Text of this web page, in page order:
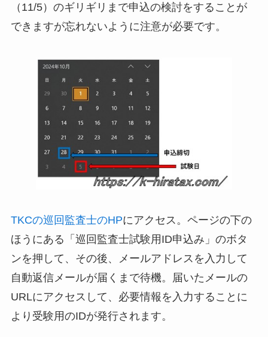
（11/5）のギリギリまで申込の検討をすることが
できますが忘れないように注意が必要です。
TKCの巡回監査士のHPにアクセス。ページの下の
ほうにある「巡回監査士試験用ID申込み」のボタ
ンを押して、その後、メールアドレスを入力して
自動返信メールが届くまで待機。届いたメールの
URLにアクセスして、必要情報を入力することに
より受験用のIDが発行されます。